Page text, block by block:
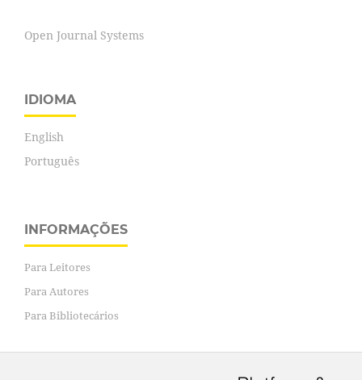
Open Journal Systems
IDIOMA
English
Português
INFORMAÇÕES
Para Leitores
Para Autores
Para Bibliotecários